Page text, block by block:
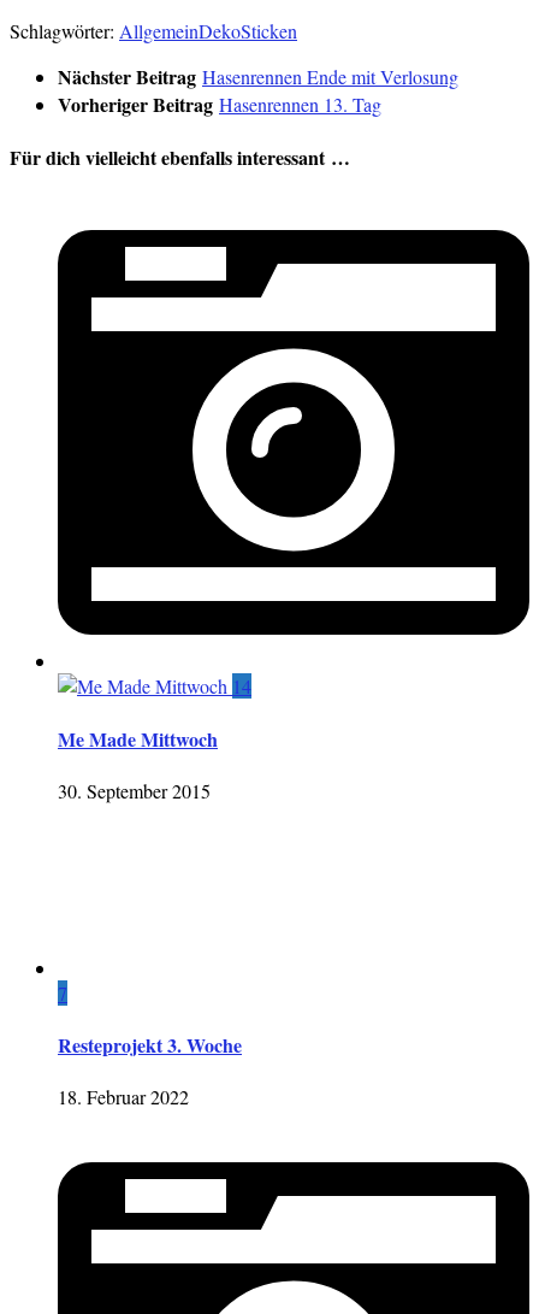
Schlagwörter: AllgemeinDekoSticken
Nächster Beitrag Hasenrennen Ende mit Verlosung
Vorheriger Beitrag Hasenrennen 13. Tag
Für dich vielleicht ebenfalls interessant …
14
Me Made Mittwoch
30. September 2015
7
Resteprojekt 3. Woche
18. Februar 2022